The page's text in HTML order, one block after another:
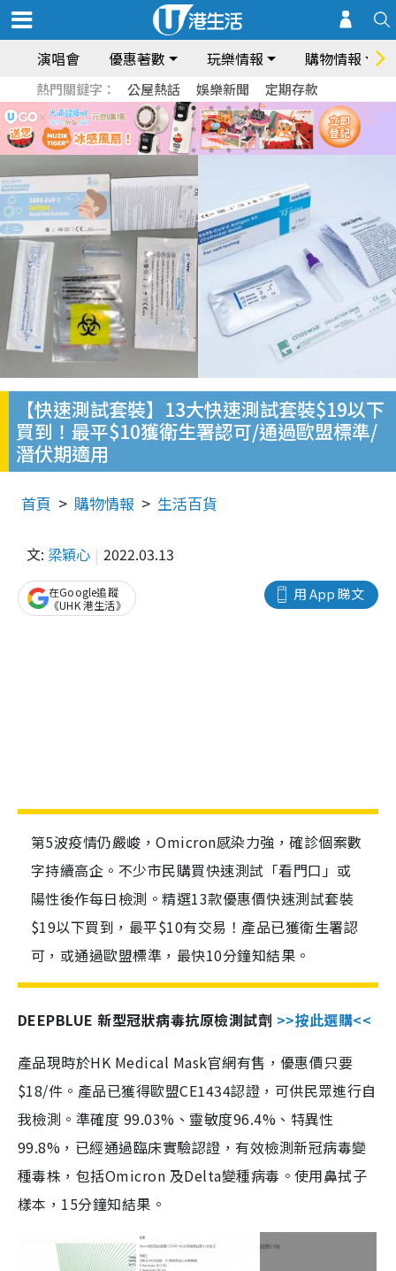
演唱會 優惠著數 玩樂情報 購物情報
熱門關鍵字： 公屋熱話 娛樂新聞 定期存款
【快速測試套裝】13大快速測試套裝$19以下
買到！最平$10獲衛生署認可/通過歐盟標準/
潛伏期適用
首頁 購物情報 生活百貨
文: 梁穎心 2022.03.13
用 App 睇文
在Google追蹤
《UHK 港生活》
第5波疫情仍嚴峻，Omicron感染力強，確診個案數
字持續高企。不少市民購買快速測試「看門口」或
陽性後作每日檢測。精選13款優惠價快速測試套裝
$19以下買到，最平$10有交易！產品已獲衛生署認
可，或通過歐盟標準，最快10分鐘知結果。
DEEPBLUE 新型冠狀病毒抗原檢測試劑 >>按此選購<<
產品現時於HK Medical Mask官網有售，優惠價只要
$18/件。產品已獲得歐盟CE1434認證，可供民眾進行自
我檢測。準確度 99.03%、靈敏度96.4%、特異性
99.8%，已經通過臨床實驗認證，有效檢測新冠病毒變
種毒株，包括Omicron 及Delta變種病毒。使用鼻拭子
樣本，15分鐘知結果。